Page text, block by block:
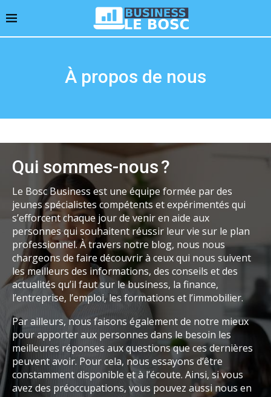
À propos de nous
Qui sommes-nous ?
Le Bosc Business est une équipe formée par des
jeunes spécialistes compétents et expérimentés qui
s’efforcent chaque jour de venir en aide aux
personnes qui souhaitent réussir leur vie sur le plan
professionnel. À travers notre blog, nous nous
chargeons de faire découvrir à ceux qui nous suivent
les meilleurs des informations, des conseils et des
actualités qu’il faut sur le business, la finance,
l’entreprise, l’emploi, les formations et l’immobilier.
Par ailleurs, nous faisons également de notre mieux
pour apporter aux personnes dans le besoin les
meilleures réponses aux questions que ces dernières
peuvent avoir. Pour cela, nous essayons d’être
constamment disponible et à l’écoute. Ainsi, si vous
avez des préoccupations, vous pouvez aussi nous en